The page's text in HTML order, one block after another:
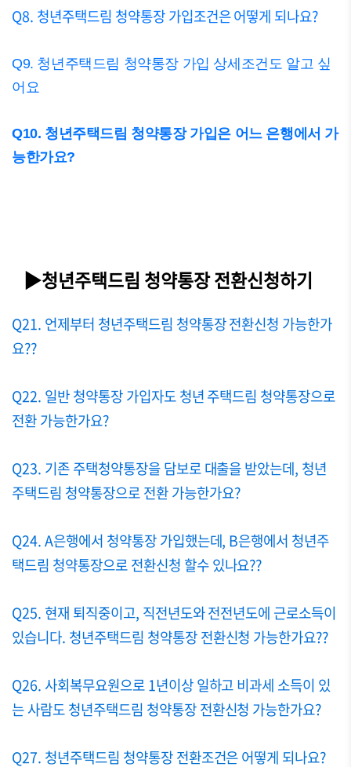
Q8. 청년주택드림 청약통장 가입조건은 어떻게 되나요?
Q9. 청년주택드림 청약통장 가입 상세조건도 알고 싶
어요
Q10. 청년주택드림 청약통장 가입은 어느 은행에서 가
능한가요?
▶청년주택드림 청약통장 전환신청하기
Q21. 언제부터 청년주택드림 청약통장 전환신청 가능한가
요??
Q22. 일반 청약통장 가입자도 청년 주택드림 청약통장으로
전환 가능한가요?
Q23. 기존 주택청약통장을 담보로 대출을 받았는데, 청년
주택드림 청약통장으로 전환 가능한가요?
Q24. A은행에서 청약통장 가입했는데, B은행에서 청년주
택드림 청약통장으로 전환신청 할수 있나요??
Q25. 현재 퇴직중이고, 직전년도와 전전년도에 근로소득이
있습니다. 청년주택드림 청약통장 전환신청 가능한가요??
Q26. 사회복무요원으로 1년이상 일하고 비과세 소득이 있
는 사람도 청년주택드림 청약통장 전환신청 가능한가요?
Q27. 청년주택드림 청약통장 전환조건은 어떻게 되나요?